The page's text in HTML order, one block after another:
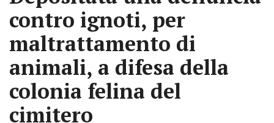
contro ignoti, per
maltrattamento di
animali, a difesa della
colonia felina del
cimitero